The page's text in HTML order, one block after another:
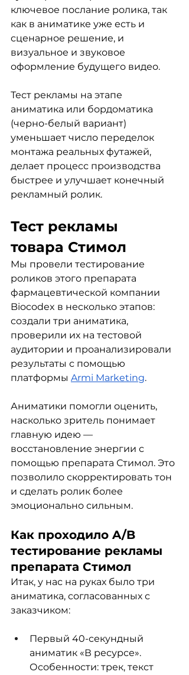
ключевое послание ролика, так
как в аниматике уже есть и
сценарное решение, и
визуальное и звуковое
оформление будущего видео.
Тест рекламы на этапе
аниматика или бордоматика
(черно-белый вариант)
уменьшает число переделок
монтажа реальных футажей,
делает процесс производства
быстрее и улучшает конечный
рекламный ролик.
Тест рекламы
товара Стимол
Мы провели тестирование
роликов этого препарата
фармацевтической компании
Biocodex в несколько этапов:
создали три аниматика,
проверили их на тестовой
аудитории и проанализировали
результаты с помощью
платформы Armi Marketing.
Аниматики помогли оценить,
насколько зритель понимает
главную идею —
восстановление энергии с
помощью препарата Стимол. Это
позволило скорректировать тон
и сделать ролик более
эмоционально сильным.
Как проходило A/B
тестирование рекламы
препарата Стимол
Итак, у нас на руках было три
аниматика, согласованных с
заказчиком:
Первый 40-секундный
аниматик «В ресурсе».
Особенности: трек, текст